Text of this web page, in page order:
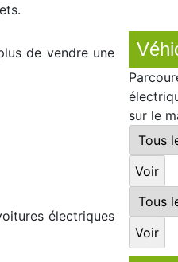
de vendre une
électriques
sur le